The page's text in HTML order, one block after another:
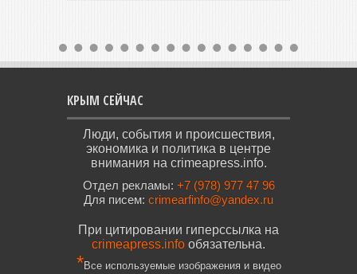
КРЫМ СЕЙЧАС
Люди, события и происшествия,
экономика и политика в центре
внимания на crimeapress.info.
Отдел рекламы: +7 (978) 977 47 96
Для писем: crimearfinfo@yandex.ru
При цитировании гиперссылка на
crimeapress.info обязательна.
*Все используемые изображения и видео